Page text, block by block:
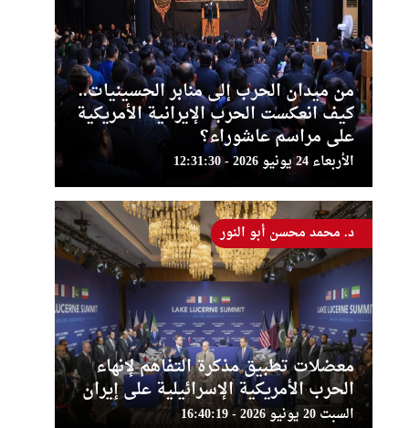
من ميدان الحرب إلى منابر الحسينيات..
كيف انعكست الحرب الإيرانية الأمريكية
على مراسم عاشوراء؟
الأربعاء 24 يونيو 2026 - 12:31:30
معضلات تطبيق مذكرة التفاهم لإنهاء
الحرب الأمريكية الإسرائيلية على إيران
السبت 20 يونيو 2026 - 16:40:19
د. محمد محسن أبو النور